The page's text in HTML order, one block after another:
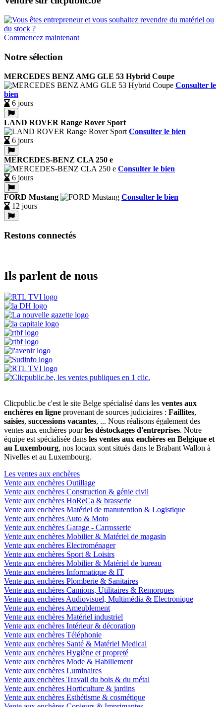
Commencez maintenant
Notre sélection
MERCEDES BENZ AMG GLE 53 Hybrid Coupe
Consulter le
bien
6 jours
LAND ROVER Range Rover Sport
Consulter le bien
6 jours
MERCEDES-BENZ CLA 250 e
Consulter le bien
6 jours
FORD Mustang
Consulter le bien
12 jours
Restons connectés
Ils parlent de nous
Clicpublic.be c'est le site Belge spécialisé dans les ventes aux
enchères en ligne provenant de sources judiciaires : Faillites,
saisies, successions vacantes, ... Nous réalisons également des
ventes aux enchères pourles déstockages d'entreprises. Notre
équipe est spécialisée dans les ventes aux enchères en Belgique et
au Luxembourg, nos locaux sont situés dans le Brabant Wallon à
Nivelles et au Luxembourg.
Les ventes aux enchères
Vente aux enchères Outillage
Vente aux enchères Construction & génie civil
Vente aux enchères HoReCa & brasserie
Vente aux enchères Matériel de manutention & Logistique
Vente aux enchères Auto & Moto
Vente aux enchères Garage - Carrosserie
Vente aux enchères Mobilier & Matériel de magasin
Vente aux enchères Electroménager
Vente aux enchères Sport & Loisirs
Vente aux enchères Mobilier & Matériel de bureau
Vente aux enchères Informatique & IT
Vente aux enchères Plomberie & Sanitaires
Vente aux enchères Camions, Utilitaires & Remorques
Vente aux enchères Audiovisuel, Multimédia & Electronique
Vente aux enchères Ameublement
Vente aux enchères Matériel industriel
Vente aux enchères Intérieur & décoration
Vente aux enchères Téléphonie
Vente aux enchères Santé & Matériel Medical
Vente aux enchères Hygiène et propreté
Vente aux enchères Mode & Habillement
Vente aux enchères Luminaires
Vente aux enchères Travail du bois & du métal
Vente aux enchères Horticulture & jardins
Vente aux enchères Esthétisme & cosmétique